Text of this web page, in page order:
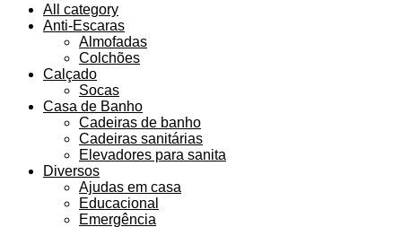
All category
Anti-Escaras
Almofadas
Colchões
Calçado
Socas
Casa de Banho
Cadeiras de banho
Cadeiras sanitárias
Elevadores para sanita
Diversos
Ajudas em casa
Educacional
Emergência